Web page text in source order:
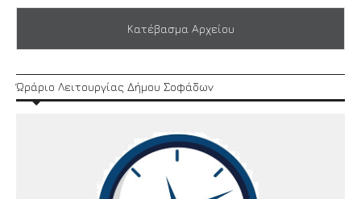
Κατέβασμα Αρχείου
Ώράριο Λειτουργίας Δήμου Σοφάδων